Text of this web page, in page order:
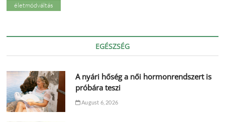
életmódváltás
EGÉSZSÉG
A nyári hőség a női hormonrendszert is
próbára teszi
August 6, 2026